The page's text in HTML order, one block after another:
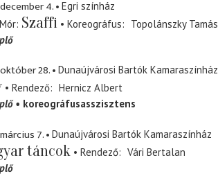
4.
Egri színház
Szaffi Koreográfus
Topolánszky Tamás
28. Dunaújvárosi Bartók Kamaraszínház
Rendező
Hernicz Albert
koreográfusasszisztens
7. Dunaújvárosi Bartók Kamaraszínház
táncok Rendező
Vári Bertalan